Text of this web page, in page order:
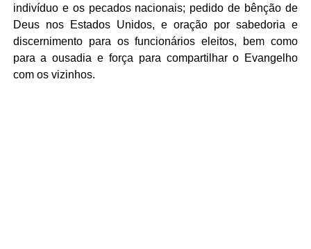
indivíduo e os pecados nacionais; pedido de bênção de
Deus nos Estados Unidos, e oração por sabedoria e
discernimento para os funcionários eleitos, bem como
para a ousadia e força para compartilhar o Evangelho
com os vizinhos.